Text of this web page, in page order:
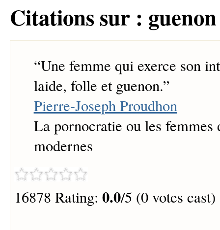
Citations sur : guenon
“Une femme qui exerce son
laide, folle et guenon.”
Pierre-Joseph Proudhon
La pornocratie ou les femmes
modernes
16878 Rating: 0.0/5 (0 votes cast)